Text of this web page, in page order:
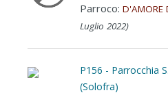
Parroco:
Luglio 2022)
P156 - Parrocchia
(Solofra)